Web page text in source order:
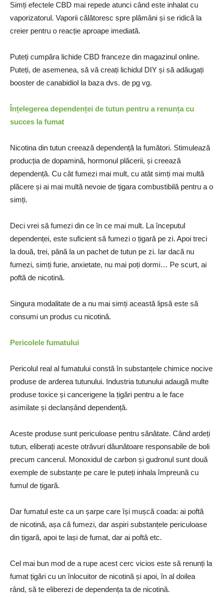
Simți efectele CBD mai repede atunci când este inhalat cu
vaporizatorul. Vaporii călătoresc spre plămâni și se ridică la
creier pentru o reacție aproape imediată.
Puteți cumpăra lichide CBD franceze din magazinul online.
Puteți, de asemenea, să vă creați lichidul DIY și să adăugați
booster de canabidiol la baza dvs. de pg vg.
Înțelegerea dependenței de tutun pentru a renunța cu
succes la fumat
Nicotina din tutun creează dependență la fumători. Stimulează
producția de dopamină, hormonul plăcerii, și creează
dependență. Cu cât fumezi mai mult, cu atât simți mai multă
plăcere și ai mai multă nevoie de țigara combustibilă pentru a o
simți.
Deci vrei să fumezi din ce în ce mai mult. La începutul
dependenței, este suficient să fumezi o țigară pe zi. Apoi treci
la două, trei, până la un pachet de tutun pe zi. Iar dacă nu
fumezi, simți furie, anxietate, nu mai poți dormi… Pe scurt, ai
poftă de nicotină.
Singura modalitate de a nu mai simți această lipsă este să
consumi un produs cu nicotină.
Pericolele fumatului
Pericolul real al fumatului constă în substanțele chimice nocive
produse de arderea tutunului. Industria tutunului adaugă multe
produse toxice și cancerigene la țigări pentru a le face
asimilate și declanșând dependență.
Aceste produse sunt periculoase pentru sănătate. Când ardeți
tutun, eliberați aceste otrăvuri dăunătoare responsabile de boli
precum cancerul. Monoxidul de carbon și gudronul sunt două
exemple de substanțe pe care le puteți inhala împreună cu
fumul de țigară.
Dar fumatul este ca un șarpe care își mușcă coada: ai poftă
de nicotină, așa că fumezi, dar aspiri substanțele periculoase
din țigară, apoi te lași de fumat, dar ai poftă etc.
Cel mai bun mod de a rupe acest cerc vicios este să renunți la
fumat țigări cu un înlocuitor de nicotină și apoi, în al doilea
rând, să te eliberezi de dependența ta de nicotină.